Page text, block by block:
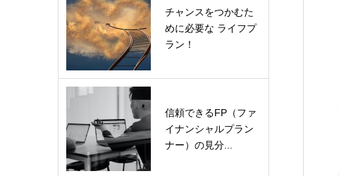
チャンスをつかむた
めに必要な ライフプ
ラン！
信頼できるFP（ファ
イナンシャルプラン
ナー）の見分...